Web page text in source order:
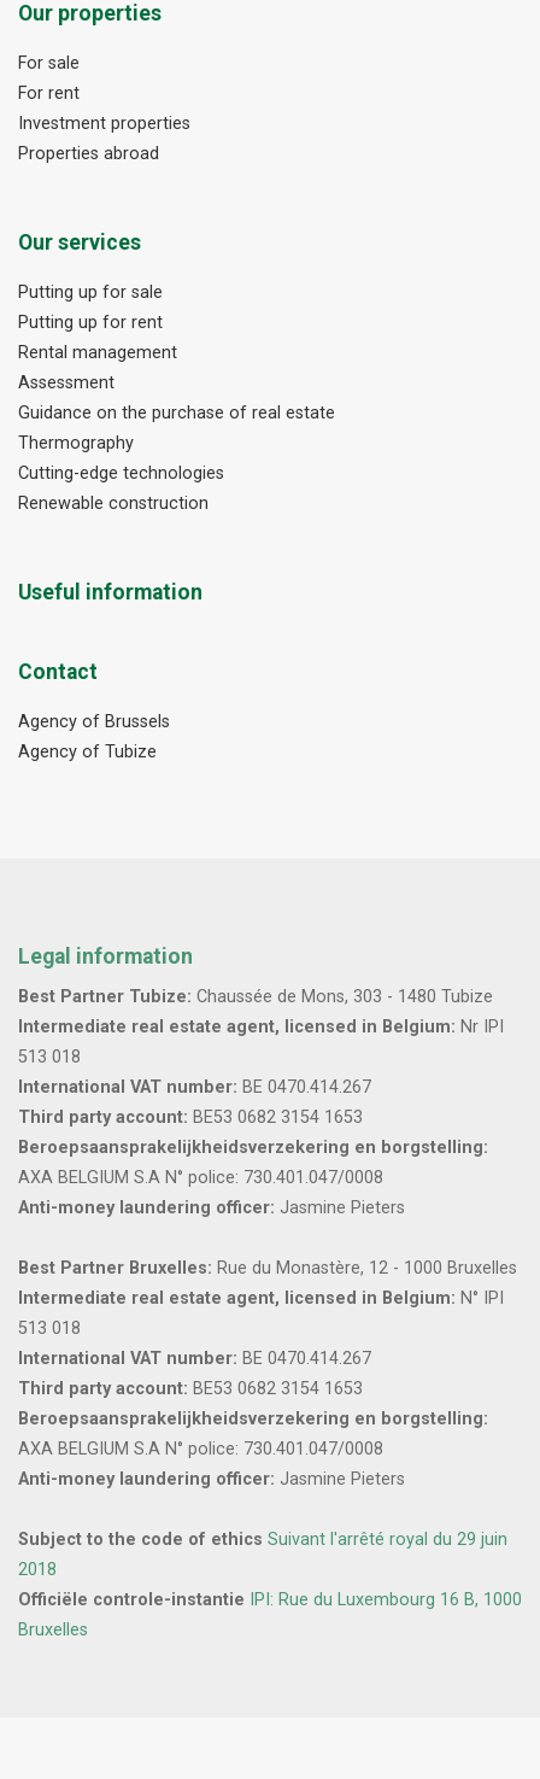
Our properties
For sale
For rent
Investment properties
Properties abroad
Our services
Putting up for sale
Putting up for rent
Rental management
Assessment
Guidance on the purchase of real estate
Thermography
Cutting-edge technologies
Renewable construction
Useful information
Contact
Agency of Brussels
Agency of Tubize
Legal information
Best Partner Tubize: Chaussée de Mons, 303 - 1480 Tubize
Intermediate real estate agent, licensed in Belgium: Nr IPI
513 018
International VAT number: BE 0470.414.267
Third party account: BE53 0682 3154 1653
Beroepsaansprakelijkheidsverzekering en borgstelling:
AXA BELGIUM S.A N° police: 730.401.047/0008
Anti-money laundering officer: Jasmine Pieters
Best Partner Bruxelles: Rue du Monastère, 12 - 1000 Bruxelles
Intermediate real estate agent, licensed in Belgium: N° IPI
513 018
International VAT number: BE 0470.414.267
Third party account: BE53 0682 3154 1653
Beroepsaansprakelijkheidsverzekering en borgstelling:
AXA BELGIUM S.A N° police: 730.401.047/0008
Anti-money laundering officer: Jasmine Pieters
Subject to the code of ethics Suivant l'arrêté royal du 29 juin
2018
Officiële controle-instantie
IPI: Rue du Luxembourg 16 B, 1000
Bruxelles